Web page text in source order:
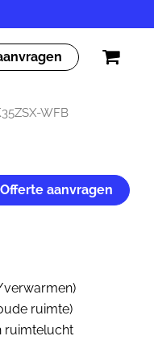
WFB
Offerte aanvragen
ruimte)
ruimtelucht